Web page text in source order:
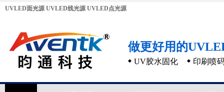
UVLED面光源 UVLED线光源 UVLED点光源
做更好用的
UV胶水固化 印刷喷